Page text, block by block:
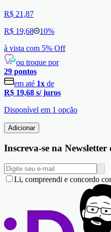
R$ 21,87
R$ 19,68
10%
à vista com 5% Off
ou troque por
29 pontos
em até 1x de
R$ 19,68 s/ juros
Disponível em 1 opção
Adicionar
Inscreva-se na
Li, compreendi e concordo